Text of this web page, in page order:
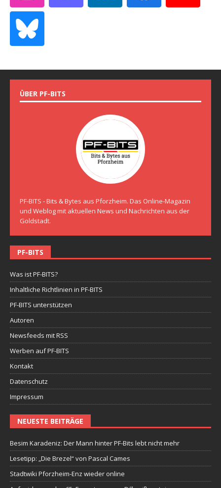
ÜBER PF-BITS
PF-BITS - Bits & Bytes aus Pforzheim. Das Online-Magazin
und Weblog mit aktuellen News und Nachrichten aus der
Goldstadt.
PF-BITS
Was ist PF-BITS?
Inhaltliche Richtlinien in PF-BITS
PF-BITS unterstützen
Autoren
Newsfeeds mit RSS
Werben auf PF-BITS
Kontakt
Datenschutz
Impressum
NEUESTE BEITRÄGE
Besim Karadeniz: Der Mann hinter PF-Bits lebt nicht mehr
Lesetipp: „Die Brezel“ von Pascal Cames
Stadtwiki Pforzheim-Enz wieder online